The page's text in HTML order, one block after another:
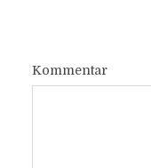
Kommentar